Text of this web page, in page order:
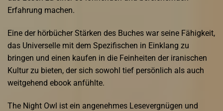
Erfahrung machen.
Eine der hörbücher Stärken des Buches war seine Fähigkeit,
das Universelle mit dem Spezifischen in Einklang zu
bringen und einen kaufen in die Feinheiten der iranischen
Kultur zu bieten, der sich sowohl tief persönlich als auch
weitgehend ebook anfühlte.
The Night Owl ist ein angenehmes Lesevergnügen und